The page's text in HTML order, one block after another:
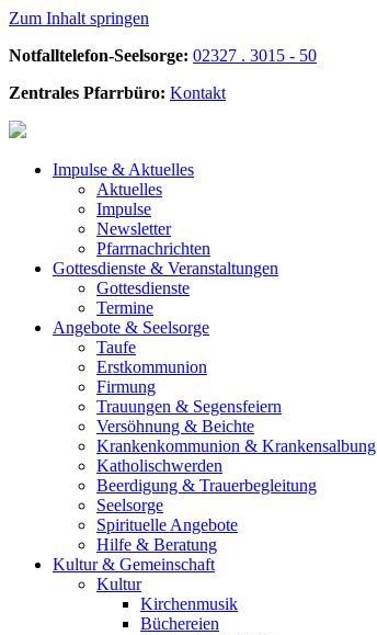
Zum Inhalt springen
Notfalltelefon-Seelsorge: 02327 . 3015 - 50
Zentrales Pfarrbüro: Kontakt
Impulse & Aktuelles
Aktuelles
Impulse
Newsletter
Pfarrnachrichten
Gottesdienste & Veranstaltungen
Gottesdienste
Termine
Angebote & Seelsorge
Taufe
Erstkommunion
Firmung
Trauungen & Segensfeiern
Versöhnung & Beichte
Krankenkommunion & Krankensalbung
Katholischwerden
Beerdigung & Trauerbegleitung
Seelsorge
Spirituelle Angebote
Hilfe & Beratung
Kultur & Gemeinschaft
Kultur
Kirchenmusik
Büchereien